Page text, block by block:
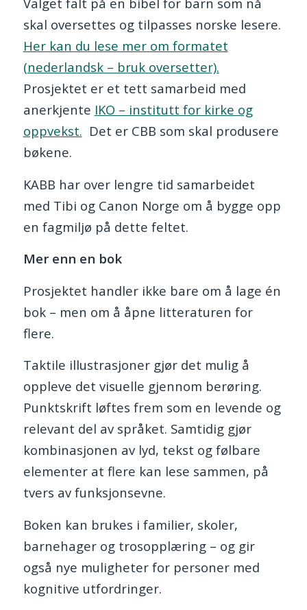
skal oversettes og tilpasses norske lesere.
Her kan du lese mer om formatet
(nederlandsk – bruk oversetter).
Prosjektet er et tett samarbeid med
anerkjente IKO – institutt for kirke og
oppvekst. Det er CBB som skal produsere
bøkene.
KABB har over lengre tid samarbeidet
med Tibi og Canon Norge om å bygge opp
en fagmiljø på dette feltet.
Mer enn en bok
Prosjektet handler ikke bare om å lage én
bok – men om å åpne litteraturen for
flere.
Taktile illustrasjoner gjør det mulig å
oppleve det visuelle gjennom berøring.
Punktskrift løftes frem som en levende og
relevant del av språket. Samtidig gjør
kombinasjonen av lyd, tekst og følbare
elementer at flere kan lese sammen, på
tvers av funksjonsevne.
Boken kan brukes i familier, skoler,
barnehager og trosopplæring – og gir
også nye muligheter for personer med
kognitive utfordringer.